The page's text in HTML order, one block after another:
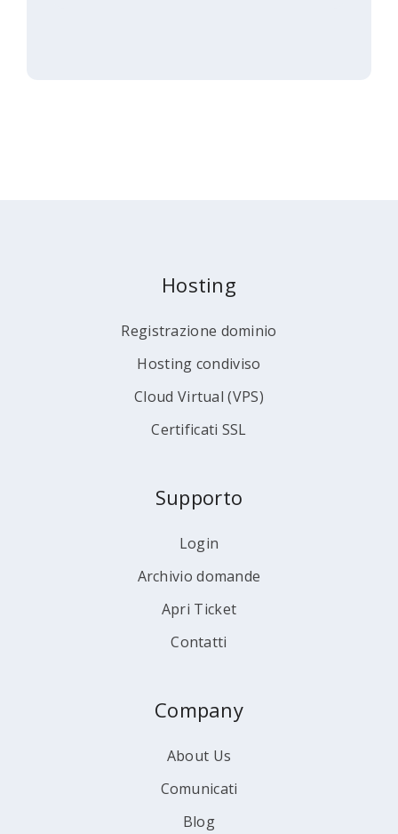
Hosting
Registrazione dominio
Hosting condiviso
Cloud Virtual (VPS)
Certificati SSL
Supporto
Login
Archivio domande
Apri Ticket
Contatti
Company
About Us
Comunicati
Blog